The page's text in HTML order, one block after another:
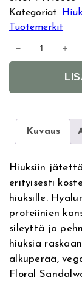
Kategoriat:
Tuotemerkit
r
n
e
B
i
o
-
F
i
− +
Kuvaus
Hiuksiin
erityisesti
hiuksille.
proteiinien
sileyttä ja
hiuksia
alkuperää,
Floral